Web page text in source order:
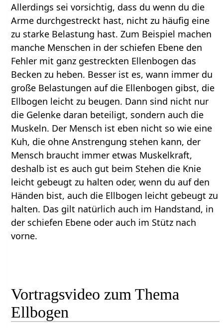
Allerdings sei vorsichtig, dass du wenn du die
Arme durchgestreckt hast, nicht zu häufig eine
zu starke Belastung hast. Zum Beispiel machen
manche Menschen in der schiefen Ebene den
Fehler mit ganz gestreckten Ellenbogen das
Becken zu heben. Besser ist es, wann immer du
große Belastungen auf die Ellenbogen gibst, die
Ellbogen leicht zu beugen. Dann sind nicht nur
die Gelenke daran beteiligt, sondern auch die
Muskeln. Der Mensch ist eben nicht so wie eine
Kuh, die ohne Anstrengung stehen kann, der
Mensch braucht immer etwas Muskelkraft,
deshalb ist es auch gut beim Stehen die Knie
leicht gebeugt zu halten oder, wenn du auf den
Händen bist, auch die Ellbogen leicht gebeugt zu
halten. Das gilt natürlich auch im Handstand, in
der schiefen Ebene oder auch im Stütz nach
vorne.
Vortragsvideo zum Thema
Ellbogen